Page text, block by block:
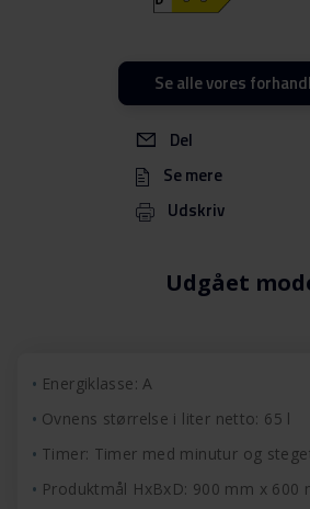
Udgået
Del
Se mere
Udskriv
Se alle vores
Energiklasse: A
Ovnens størrelse i liter netto: 65 l
Timer: Timer med minutur og
Produktmål HxBxD: 900 mm x 600